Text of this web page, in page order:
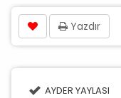
Yazdır
AYDER YAYLASI